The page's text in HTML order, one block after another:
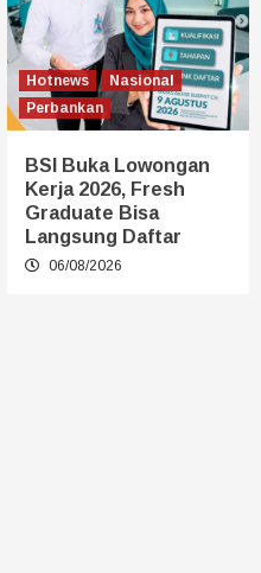
Hotnews
Nasional
Perbankan
BSI Buka Lowongan
Kerja 2026, Fresh
Graduate Bisa
Langsung Daftar
06/08/2026